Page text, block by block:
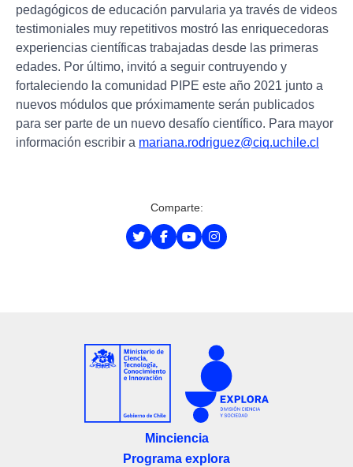
pedagógicos de educación parvularia ya través de videos
testimoniales muy repetitivos mostró las enriquecedoras
experiencias científicas trabajadas desde las primeras
edades. Por último, invitó a seguir contruyendo y
fortaleciendo la comunidad PIPE este año 2021 junto a
nuevos módulos que próximamente serán publicados
para ser parte de un nuevo desafío científico. Para mayor
información escribir a mariana.rodriguez@ciq.uchile.cl
Comparte:
Minciencia
Programa explora